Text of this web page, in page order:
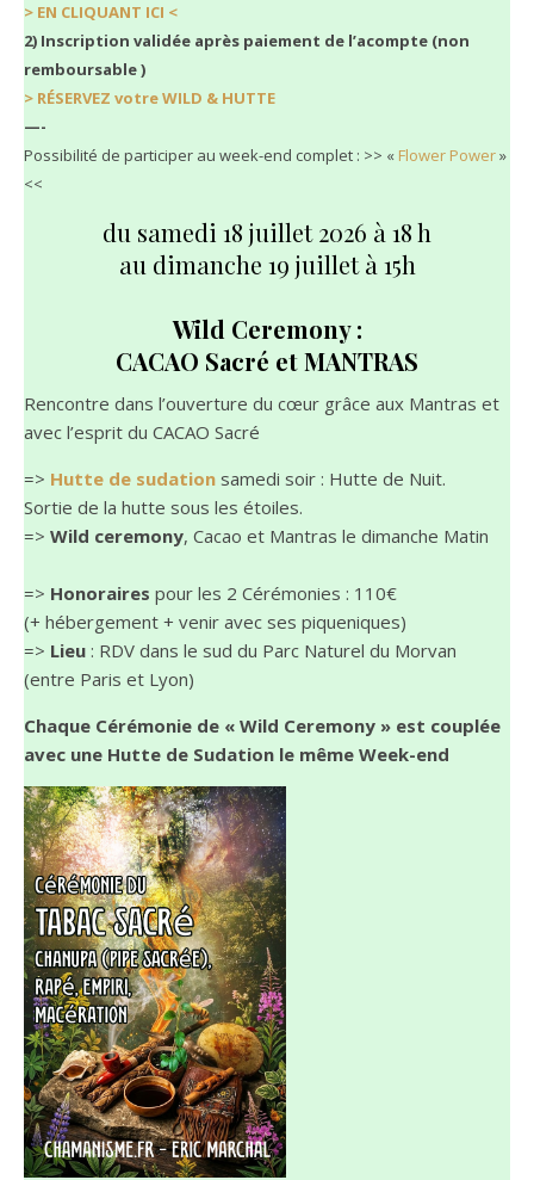
> EN CLIQUANT ICI <
2) Inscription validée après paiement de l’acompte (non
remboursable )
> RÉSERVEZ votre WILD & HUTTE
—-
Possibilité de participer au week-end complet : >> « Flower Power»
<<
du samedi 18 juillet 2026 à 18 h
au dimanche 19 juillet à 15h
Wild Ceremony :
CACAO Sacré et MANTRAS
Rencontre dans l’ouverture du cœur grâce aux Mantras et
avec l’esprit du CACAO Sacré
=> Hutte de sudation samedi soir : Hutte de Nuit.
Sortie de la hutte sous les étoiles.
=> Wild ceremony, Cacao et Mantras le dimanche Matin
=> Honoraires pour les 2 Cérémonies : 110€
(+ hébergement + venir avec ses piqueniques)
=> Lieu : RDV dans le sud du Parc Naturel du Morvan
(entre Paris et Lyon)
Chaque Cérémonie de « Wild Ceremony » est couplée
avec une Hutte de Sudation le même Week-end